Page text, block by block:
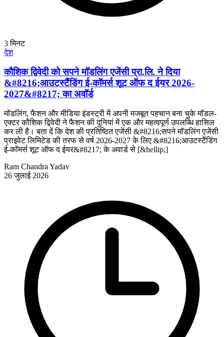
3मिनट
देश
कौशिक द्विवेदी को सपने मॉडलिंग एजेंसी प्रा.लि. ने दिया
&#8216;आउटस्टैंडिंग ई-कॉमर्स शूट ऑफ द ईयर 2026-
2027&#8217; का अवॉर्ड
मॉडलिंग, फैशन और मीडिया इंडस्ट्री में अपनी मजबूत पहचान बना चुके मॉडल-
एक्टर कौशिक द्विवेदी ने फैशन की दुनियां में एक और महत्वपूर्ण उपलब्धि हासिल
कर ली है। बता दें कि देश की प्रतिष्ठित एजेंसी &#8216;सपने मॉडलिंग एजेंसी
प्राइवेट लिमिटेड की तरफ से वर्ष 2026-2027 के लिए &#8216;आउटस्टैंडिंग
ई-कॉमर्स शूट ऑफ द ईयर&#8217; के अवार्ड से [&hellip;]
Ram Chandra Yadav
26 जुलाई 2026